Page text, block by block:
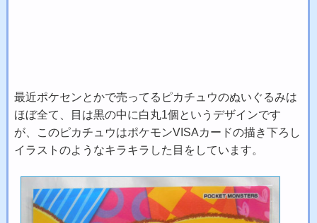
最近ポケセンとかで売ってるピカチュウのぬいぐるみは
ほぼ全て、目は黒の中に白丸1個というデザインです
が、このピカチュウはポケモンVISAカードの描き下ろし
イラストのようなキラキラした目をしています。